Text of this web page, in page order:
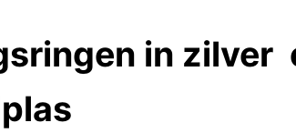
in zilver